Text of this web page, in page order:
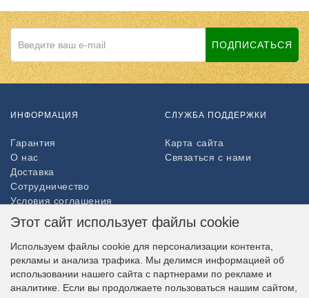
ПОДПИСАТЬСЯ
ИНФОРМАЦИЯ
Гарантия
О нас
Доставка
Сотрудничество
Условия соглашения
Возврат товара
СЛУЖБА ПОДДЕРЖКИ
Карта сайта
Связаться с нами
Партнёры
НАШ МАГАЗИН В СОЦСЕТЯХ
Этот сайт использует файлы cookie
Используем файлы cookie для персонализации контента,
рекламы и анализа трафика. Мы делимся информацией об
использовании нашего сайта с партнерами по рекламе и
аналитике. Если вы продолжаете пользоваться нашим сайтом,